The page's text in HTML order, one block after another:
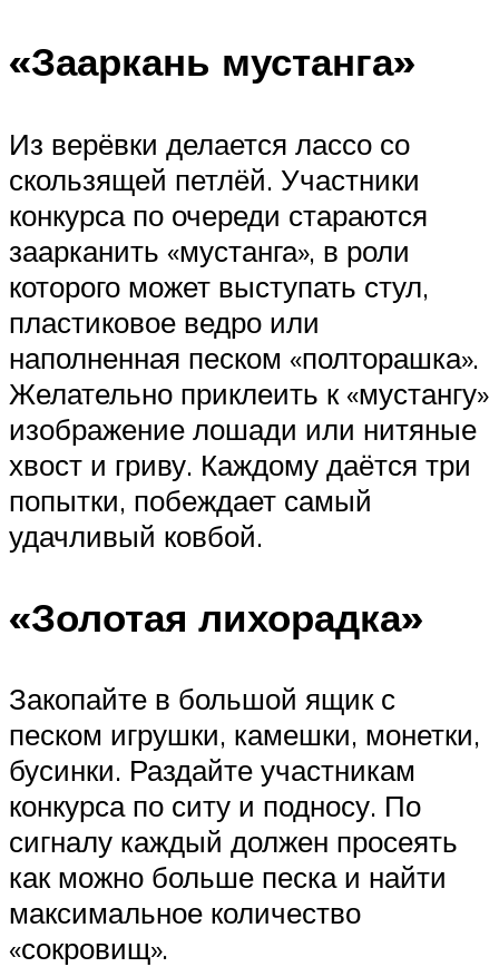
«Зааркань мустанга»
Из верёвки делается лассо со
скользящей петлёй. Участники
конкурса по очереди стараются
заарканить «мустанга», в роли
которого может выступать стул,
пластиковое ведро или
наполненная песком «полторашка».
Желательно приклеить к «мустангу»
изображение лошади или нитяные
хвост и гриву. Каждому даётся три
попытки, побеждает самый
удачливый ковбой.
«Золотая лихорадка»
Закопайте в большой ящик с
песком игрушки, камешки, монетки,
бусинки. Раздайте участникам
конкурса по ситу и подносу. По
сигналу каждый должен просеять
как можно больше песка и найти
максимальное количество
«сокровищ».